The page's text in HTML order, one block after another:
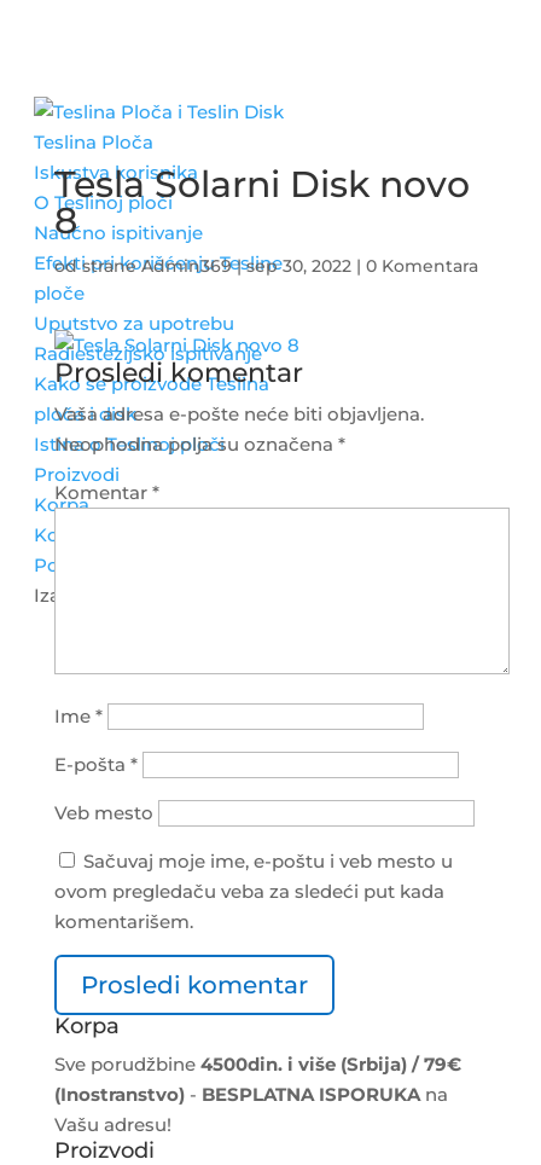
Teslina Ploča
Iskustva korisnika
O Teslinoj ploči
Naučno ispitivanje
Efekti pri korišćenju Tesline
ploče
Uputstvo za upotrebu
Radiestezijsko ispitivanje
Kako se proizvode Teslina
ploča i disk
Istina o Teslinoj ploči
Proizvodi
Korpa
Kontakt
Postanite Distributer
Izaberite stranicu
Tesla Solarni Disk novo
8
od straneAdmin369|sep 30, 2022| 0 Komentara
Prosledi komentar
Vaša adresa e-pošte neće biti objavljena.
Neophodna polja su označena *
Komentar *
Ime *
E-pošta *
Veb mesto
Sačuvaj moje ime, e-poštu i veb mesto u
ovom pregledaču veba za sledeći put kada
komentarišem.
Korpa
Sve porudžbine 4500din. i više (Srbija) / 79€
(Inostranstvo)- BESPLATNA ISPORUKAna
Vašu adresu!
Proizvodi